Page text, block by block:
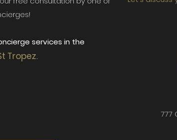
services in the
Tropez.
777